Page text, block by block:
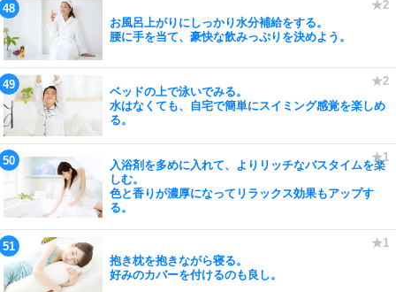
お風呂上がりにしっかり水分補給をする。
腰に手を当て、豪快な飲みっぷりを決めよう。
ベッドの上で泳いでみる。
水はなくても、自宅で簡単にスイミング感覚を楽しめ
る。
入浴剤を多めに入れて、よりリッチなバスタイムを楽
しむ。
色と香りが濃厚になってリラックス効果もアップす
る。
抱き枕を抱きながら寝る。
好みのカバーを付けるのも良し。